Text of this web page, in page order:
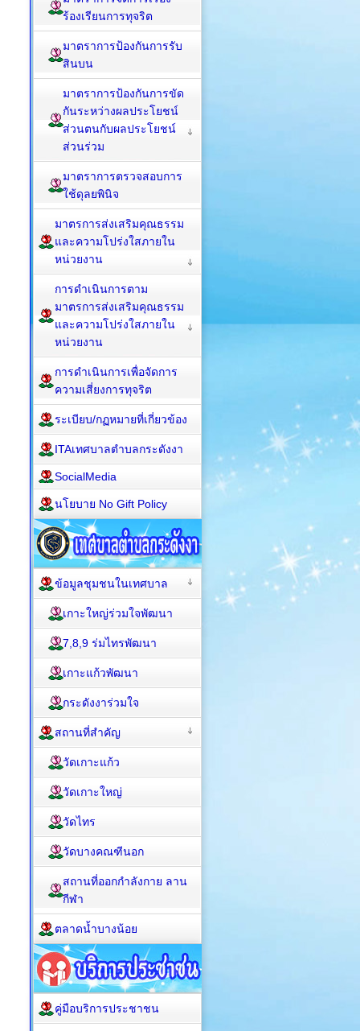
ร้องเรียนการทุจริต
มาตราการป้องกันการรับ
สินบน
มาตราการป้องกันการขัด
กันระหว่างผลประโยชน์
ส่วนตนกับผลประโยชน์
ส่วนร่วม
มาตราการตรวจสอบการ
ใช้ดุลยพินิจ
มาตรการส่งเสริมคุณธรรม
และความโปร่งใสภายใน
หน่วยงาน
การดำเนินการตาม
มาตรการส่งเสริมคุณธรรม
และความโปร่งใสภายใน
หน่วยงาน
การดำเนินการเพื่อจัดการ
ความเสี่ยงการทุจริต
ระเบียบ/กฏหมายที่เกี่ยวข้อง
ITAเทศบาลตำบลกระดังงา
SocialMedia
นโยบาย No Gift Policy
ข้อมูลชุมชนในเทศบาล
เกาะใหญ่ร่วมใจพัฒนา
7,8,9 ร่มไทรพัฒนา
เกาะแก้วพัฒนา
กระดังงาร่วมใจ
สถานที่สำคัญ
วัดเกาะแก้ว
วัดเกาะใหญ่
วัดไทร
วัดบางคณฑีนอก
สถานที่ออกกำลังกาย ลาน
กีฬา
ตลาดน้ำบางน้อย
คู่มือบริการประชาชน